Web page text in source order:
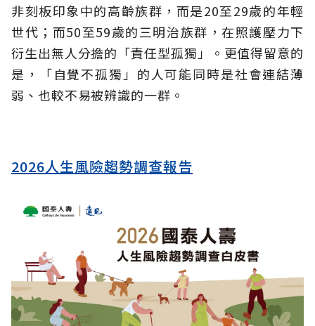
非刻板印象中的高齡族群，而是20至29歲的年輕
世代；而50至59歲的三明治族群，在照護壓力下
衍生出無人分擔的「責任型孤獨」。更值得留意的
是，「自覺不孤獨」的人可能同時是社會連結薄
弱、也較不易被辨識的一群。
2026人生風險趨勢調查報告